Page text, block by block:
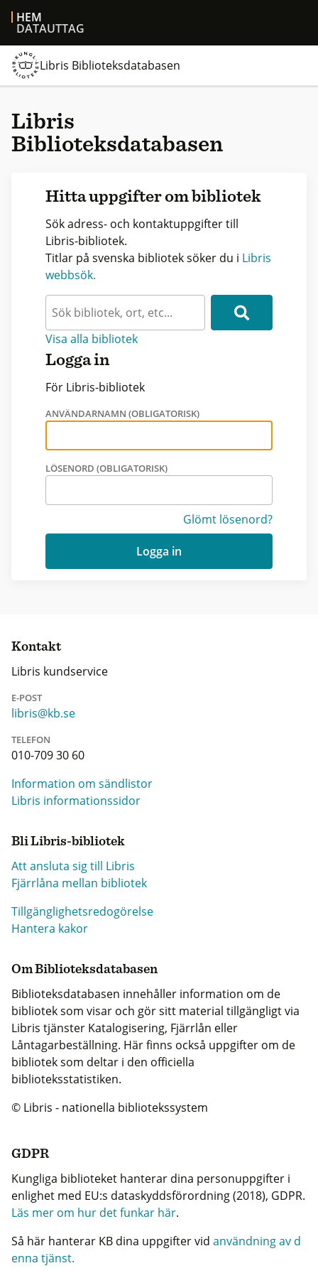
HEM
DATAUTTAG
Libris Biblioteksdatabasen
Libris
Biblioteksdatabasen
Hitta uppgifter om bibliotek
Sök adress- och kontaktuppgifter till
Libris-bibliotek.
Titlar på svenska bibliotek söker du i Libris
webbsök.
Visa alla bibliotek
Logga in
För Libris-bibliotek
ANVÄNDARNAMN (OBLIGATORISK)
LÖSENORD (OBLIGATORISK)
Glömt lösenord?
Logga in
Kontakt
Libris kundservice
E-POST
libris@kb.se
TELEFON
010-709 30 60
Information om sändlistor
Libris informationssidor
Bli Libris-bibliotek
Att ansluta sig till Libris
Fjärrlåna mellan bibliotek
Tillgänglighetsredogörelse
Hantera kakor
Om Biblioteksdatabasen
Biblioteksdatabasen innehåller information om de
bibliotek som visar och gör sitt material tillgängligt via
Libris tjänster Katalogisering, Fjärrlån eller
Låntagarbeställning. Här finns också uppgifter om de
bibliotek som deltar i den officiella
biblioteksstatistiken.
© Libris - nationella bibliotekssystem
GDPR
Kungliga biblioteket hanterar dina personuppgifter i
enlighet med EU:s dataskyddsförordning (2018), GDPR.
Läs mer om hur det funkar här.
Så här hanterar KB dina uppgifter vid användning av d
enna tjänst.